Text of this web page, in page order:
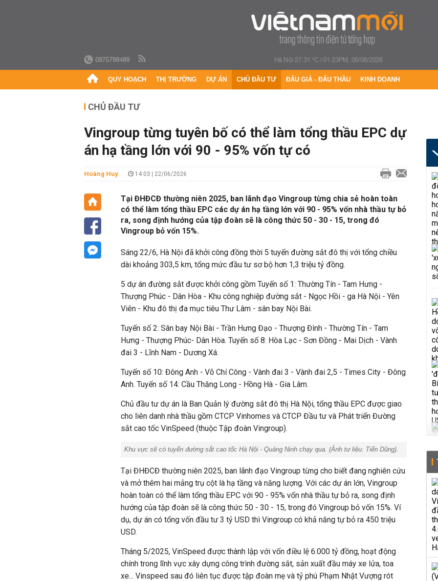
0975798489 Hà Nội 27.31 °C|01:23PM, 06/08/2026
QUY HOẠCH THỊ TRƯỜNG DỰ ÁN CHỦ ĐẦU TƯ ĐẤU GIÁ - ĐẤU THẦU KINH DOANH
CHỦ ĐẦU TƯ
Vingroup từng tuyên bố có thể làm tổng thầu EPC dự
án hạ tầng lớn với 90 - 95% vốn tự có
Hoàng Huy 14:03 | 22/06/2026
Tại ĐHĐCĐ thường niên 2025, ban lãnh đạo Vingroup từng chia sẻ hoàn toàn
có thể làm tổng thầu EPC các dự án hạ tầng lớn với 90 - 95% vốn nhà thầu tự bỏ
ra, song định hướng của tập đoàn sẽ là công thức 50 - 30 - 15, trong đó
Vingroup bỏ vốn 15%.
Sáng 22/6, Hà Nội đã khởi công đồng thời 5 tuyến đường sắt đô thị với tổng chiều
dài khoảng 303,5 km, tổng mức đầu tư sơ bộ hơn 1,3 triệu tỷ đồng.
5 dự án đường sắt được khởi công gồm Tuyến số 1: Thường Tín - Tam Hưng -
Thượng Phúc - Dân Hòa - Khu công nghiệp đường sắt - Ngọc Hồi - ga Hà Nội - Yên
Viên - Khu đô thị đa mục tiêu Thư Lâm - sân bay Nội Bài.
Tuyến số 2: Sân bay Nội Bài - Trần Hưng Đạo - Thượng Đình - Thường Tín - Tam
Hưng - Thượng Phúc- Dân Hòa. Tuyến số 8: Hòa Lạc - Sơn Đồng - Mai Dịch - Vành
đai 3 - Lĩnh Nam - Dương Xá.
Tuyến số 10: Đông Anh - Võ Chí Công - Vành đai 3 - Vành đai 2,5 - Times City - Đông
Anh. Tuyến số 14: Cầu Thăng Long - Hồng Hà - Gia Lâm.
Chủ đầu tư dự án là Ban Quản lý đường sắt đô thị Hà Nội, tổng thầu EPC được giao
cho liên danh nhà thầu gồm CTCP Vinhomes và CTCP Đầu tư và Phát triển Đường
sắt cao tốc VinSpeed (thuộc Tập đoàn Vingroup).
Khu vực sẽ có tuyến đường sắt cao tốc Hà Nội - Quảng Ninh chạy qua. (Ảnh tư liệu: Tiến Dũng).
Tại ĐHĐCĐ thường niên 2025, ban lãnh đạo Vingroup từng cho biết đang nghiên cứu
và mở thêm hai mảng trụ cột là hạ tầng và năng lượng. Với các dự án lớn, Vingroup
hoàn toàn có thể làm tổng thầu EPC với 90 - 95% vốn nhà thầu tự bỏ ra, song định
hướng của tập đoàn sẽ là công thức 50 - 30 - 15, trong đó Vingroup bỏ vốn 15%. Ví
dụ, dự án có tổng vốn đầu tư 3 tỷ USD thì Vingroup có khả năng tự bỏ ra 450 triệu
USD.
Tháng 5/2025, VinSpeed được thành lập với vốn điều lệ 6.000 tỷ đồng, hoạt động
chính trong lĩnh vực xây dựng công trình đường sắt, sản xuất đầu máy xe lửa, toa
xe... Vinspeed sau đó liên tục được tập đoàn mẹ và tỷ phú Phạm Nhật Vượng rót